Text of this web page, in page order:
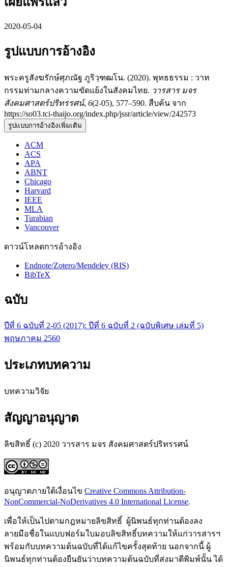
2020-05-04
รูปแบบการอ้างอิง
พระครูสังฆรักษ์ศุภณัฐ ภูริวฺฑฒโน. (2020). พุทธธรรม : วาท
กรรมท่ามกลางความขัดแย้งในสังคมไทย. วารสาร มจร
สังคมศาสตร์ปริทรรศน์, 6(2-05), 577–590. สืบค้น จาก
https://so03.tci-thaijo.org/index.php/jssr/article/view/242573
รูปแบบการอ้างอิงเพิ่มเติม
ACM
ACS
APA
ABNT
Chicago
Harvard
IEEE
MLA
Turabian
Vancouver
ดาวน์โหลดการอ้างอิง
Endnote/Zotero/Mendeley (RIS)
BibTeX
ฉบับ
ปีที่ 6 ฉบับที่ 2-05 (2017): ปีที่ 6 ฉบับที่ 2 (ฉบับพิเศษ เล่มที่ 5)
พฤษภาคม 2560
ประเภทบทความ
บทความวิจัย
สัญญาอนุญาต
ลิขสิทธิ์ (c) 2020 วารสาร มจร สังคมศาสตร์ปริทรรศน์
อนุญาตภายใต้เงื่อนไข Creative Commons Attribution-
NonCommercial-NoDerivatives 4.0 International License.
เพื่อให้เป็นไปตามกฎหมายลิขสิทธิ์ ผู้นิพนธ์ทุกท่านต้องลง
ลายมือชื่อในแบบฟอร์มใบมอบลิขสิทธิ์บทความให้แก่วารสารฯ
พร้อมกับบทความต้นฉบับที่ได้แก้ไขครั้งสุดท้าย นอกจากนี้ ผู้
นิพนธ์ทุกท่านต้องยืนยันว่าบทความต้นฉบับที่ส่งมาตีพิมพ์นั้น ได้